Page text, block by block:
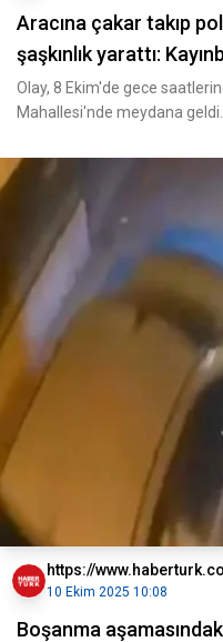
Aracına çakar takıp
şaşkınlık yarattı:
Olay, 8 Ekim'de gece
Mahallesi'nde meydana
https://
10 Ekim 2025 10:08
Boşanma